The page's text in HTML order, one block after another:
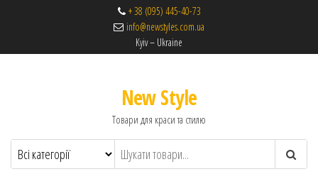
+ 38 (095) 445-40-73
info@newstyles.com.ua
Kyiv – Ukraine
New Style
Товари для краси та стилю